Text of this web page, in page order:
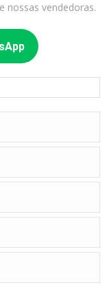
nossas vendedoras.